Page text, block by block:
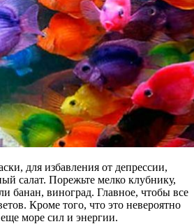
для избавления от депрессии,
салат. Порежьте мелко клубнику,
банан, виноград. Главное, чтобы все
Кроме того, что это невероятно
море сил и энергии.